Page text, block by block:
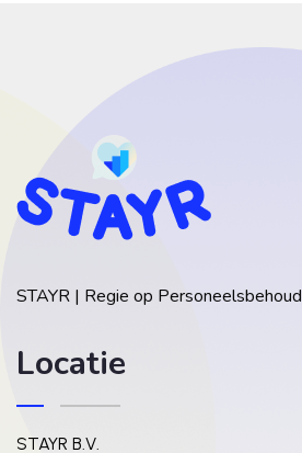
STAYR | Regie op Personeelsbehoud
Locatie
STAYR B.V.